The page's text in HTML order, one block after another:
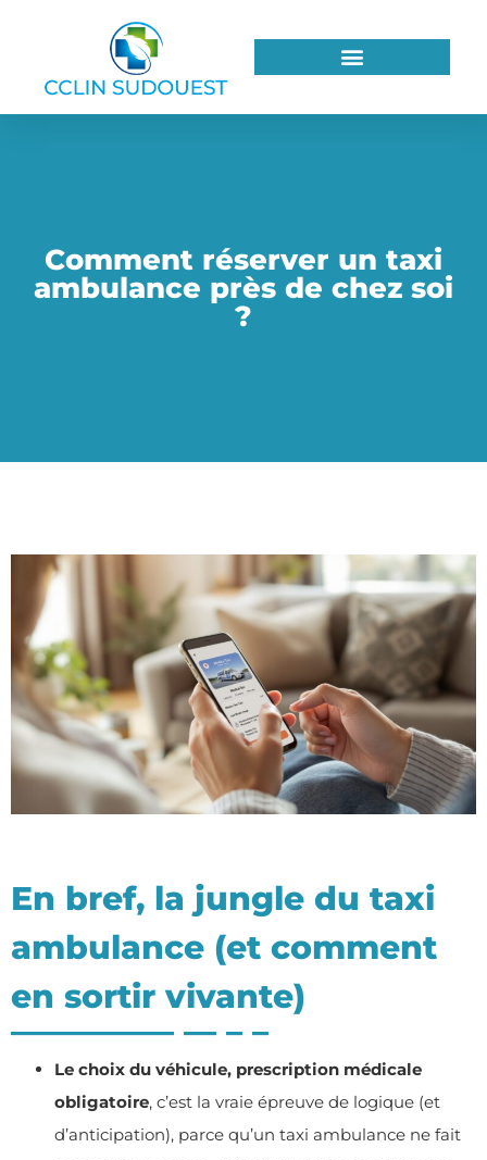
Comment réserver un taxi
ambulance près de chez soi
?
En bref, la jungle du taxi
ambulance (et comment
en sortir vivante)
Le choix du véhicule, prescription médicale
obligatoire, c’est la vraie épreuve de logique (et
d’anticipation), parce qu’un taxi ambulance ne fait